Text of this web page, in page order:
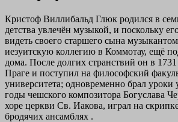
Кристоф Виллибальд Глюк родился в
детства увлечён музыкой, и поскольку
видеть своего старшего сына
иезуитскую коллегию в Коммотау, ещё
дома. После долгих странствий он в 1731
Праге и поступил на философский
университета; одновременно брал уроки
годы чешского композитора Богуслава
хоре церкви Св. Иакова, играл на
бродячих ансамблях .